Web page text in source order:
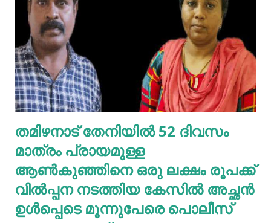
മൂലമുണ്ടാകുന്ന പ്രകൃതിദത്തമായ മാലിന്യമാണ് യൂറിക്
ആസിഡ്. ചില ഭക്ഷണങ്ങളിൽ ഉയർന്ന നിലവാരത്തിലുള്ള
പ്യൂരിനുകൾ കാണപ്പെടുന്നു , അവ നിങ്ങളുടെ ശരീരത്തിൽ
രൂപപ്പെടുകയും വിഘടിപ്പിക്കുകയും ചെയ്യുന്നു.
സാധാരണയായി, നിങ്ങളുടെ ശരീരം നിങ്ങളുടെ
വൃക്കകളിലൂടെയും മൂത്രത്തിലൂടെയും യൂറിക് ആസിഡ്
ഫിൽട്ടർ ചെയ്യുന്നു. നിങ്ങൾ അമിതമായി പ്യൂരിൻ
കഴിക്കുകയോ ഈ ഉപോൽപ്പന്നം അടിഞ്ഞുകൂടുകയോ
ചെയ്താൽ നിങ്ങളുടെ ശരീരത്തിന് കഴിയുന്നില്ലെങ്കിലും
യൂറിക് ആസിഡ് നിങ്ങളുടെ രക്തത്തിൽ ഞെരുങ...
തമിഴനാട് തേനിയില്‍ 52 ദിവസം
മാത്രം പ്രായമുള്ള
ആണ്‍കുഞ്ഞിനെ ഒരു ലക്ഷം രൂപക്ക്
വില്‍പ്പന നടത്തിയ കേസില്‍ അച്ഛൻ
ഉള്‍പ്പെടെ മൂന്നുപേരെ പൊലീസ്